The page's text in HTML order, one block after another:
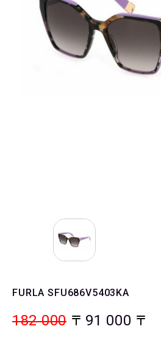
FURLA SFU686V5403KA
182 000 91 000